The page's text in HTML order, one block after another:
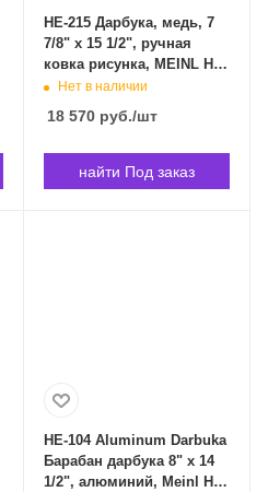
HE-215 Дарбука, медь, 7
7/8" x 15 1/2", ручная
ковка рисунка, MEINL HE-
215 в Владивостоке
Нет в наличии
18 570руб./шт
найти Под заказ
HE-104 Aluminum Darbuka
Барабан дарбука 8" x 14
1/2", алюминий, Meinl HE-